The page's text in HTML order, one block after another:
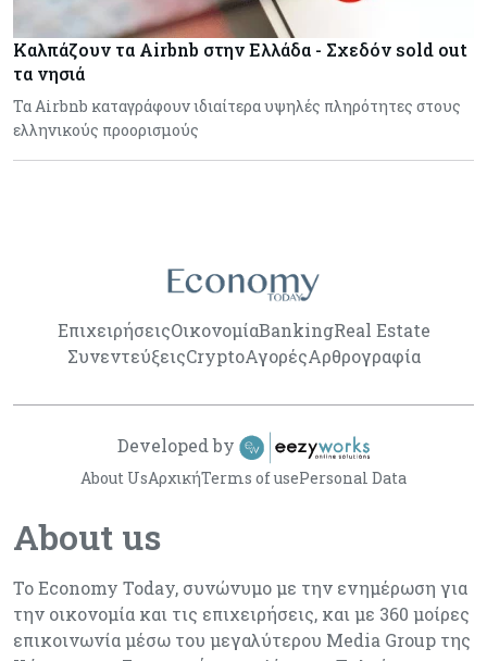
Καλπάζουν τα Airbnb στην Ελλάδα - Σχεδόν sold out
τα νησιά
Τα Airbnb καταγράφουν ιδιαίτερα υψηλές πληρότητες στους
ελληνικούς προορισμούς
ΕπιχειρήσειςΟικονομίαBankingReal Estate
ΣυνεντεύξειςCryptoΑγορέςΑρθρογραφία
About us
Το Economy Today, συνώνυμο με την ενημέρωση για
την οικονομία και τις επιχειρήσεις, και με 360 μοίρες
επικοινωνία μέσω του μεγαλύτερου Media Group της
About UsΑρχικήTerms of usePersonal Data
Developed by